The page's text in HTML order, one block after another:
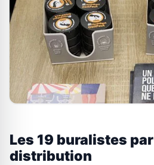
Les 19 buralistes
distribution